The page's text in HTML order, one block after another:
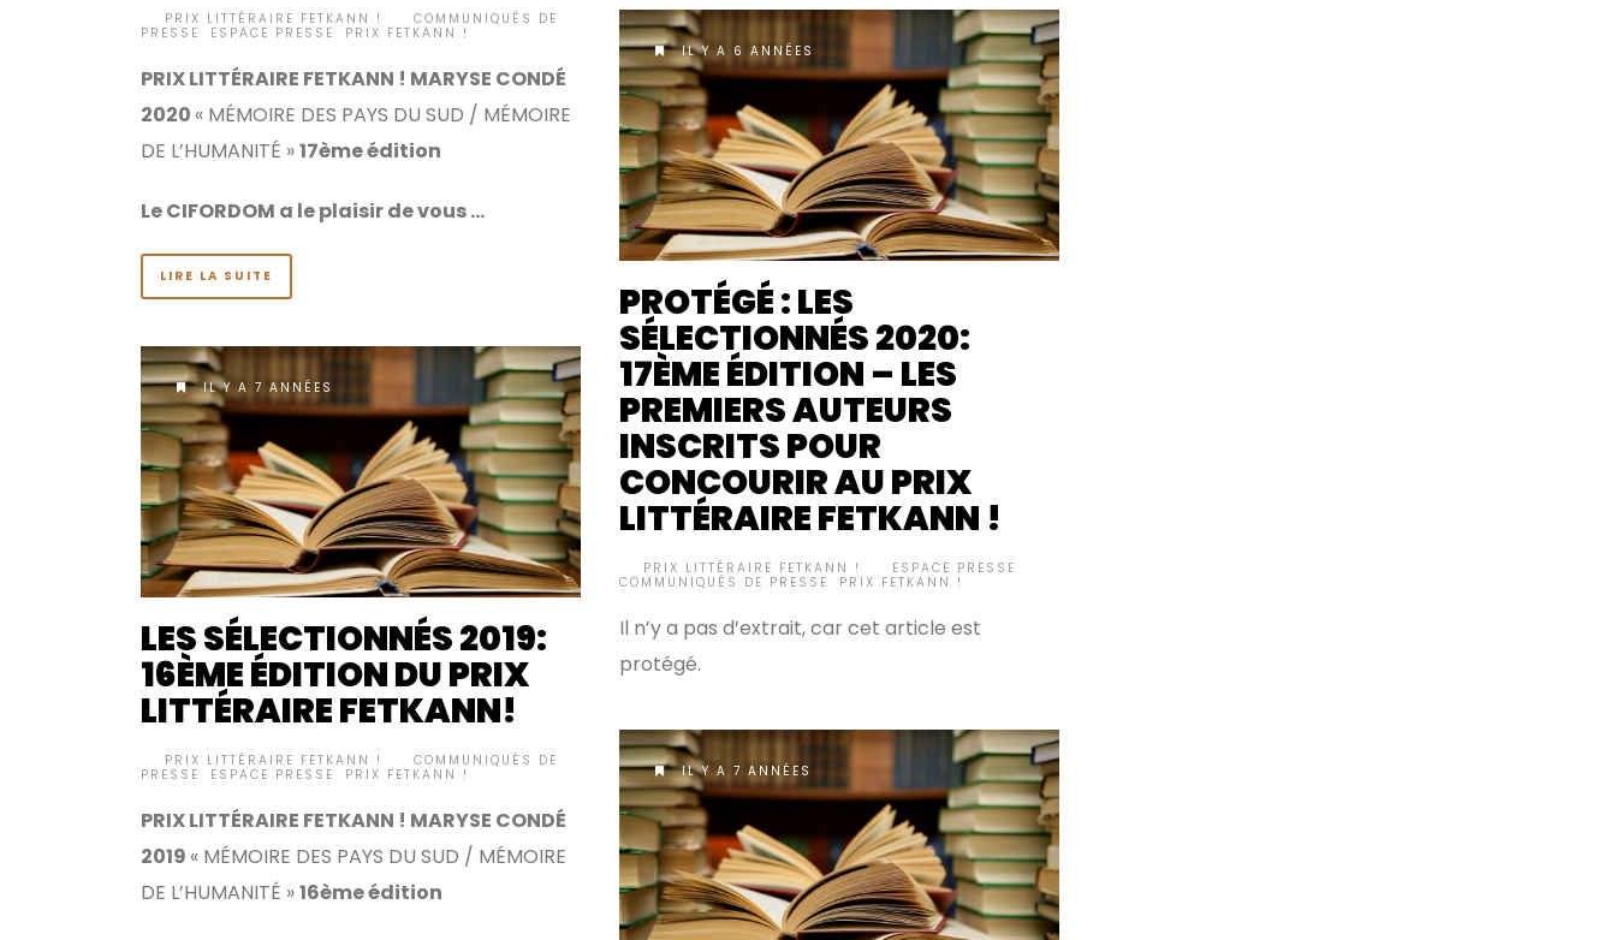
PRIX LITTÉRAIRE FETKANN !
COMMUNIQUÉS DE
PRESSE
ESPACE PRESSE PRIX FETKANN !
PRIX LITTÉRAIRE FETKANN ! MARYSE CONDÉ
2020 « MÉMOIRE DES PAYS DU SUD / MÉMOIRE
DE L’HUMANITÉ »17ème édition
Le CIFORDOM a le plaisir de vous …
LIRE LA SUITE
IL Y A 6 ANNÉES
PROTÉGÉ : LES
SÉLECTIONNÉS 2020:
17ÈME ÉDITION – LES
PREMIERS AUTEURS
INSCRITS POUR
CONCOURIR AU PRIX
LITTÉRAIRE FETKANN !
PRIX LITTÉRAIRE FETKANN ! ESPACE PRESSE
COMMUNIQUÉS DE PRESSE
PRIX FETKANN !
Il n’y a pas d’extrait, car cet article est
protégé.
IL Y A 7 ANNÉES
LES SÉLECTIONNÉS 2019:
16ÈME ÉDITION DU PRIX
LITTÉRAIRE FETKANN!
PRIX LITTÉRAIRE FETKANN !
COMMUNIQUÉS DE
PRESSE
ESPACE PRESSE PRIX FETKANN !
PRIX LITTÉRAIRE FETKANN ! MARYSE CONDÉ
2019 « MÉMOIRE DES PAYS DU SUD / MÉMOIRE
DE L’HUMANITÉ »16ème édition
IL Y A 7 ANNÉES